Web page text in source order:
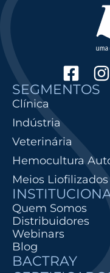
SEGMENTOS
Clínica
Indústria
Veterinária
Hemocultura
Meios Liofilizados
Quem Somos
Distribuidores
Webinars
Blog
BACTRAY